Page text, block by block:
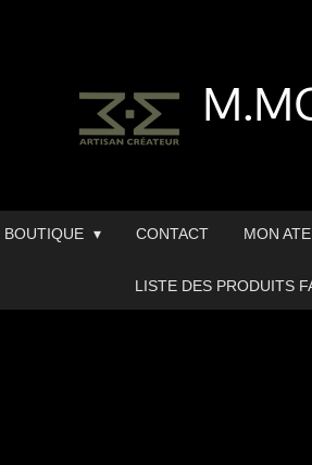
BOUTIQUE CONTACT MON
LISTE DES PRODUITS